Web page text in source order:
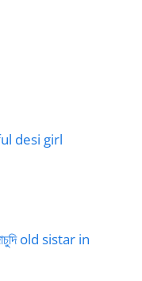
desi girl
old sistar in